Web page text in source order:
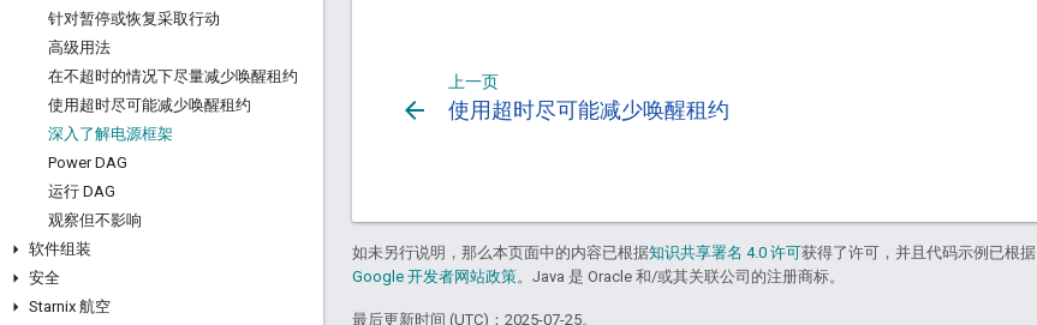
针对暂停或恢复采取行动
高级用法
在不超时的情况下尽量减少唤醒租约
使用超时尽可能减少唤醒租约
深入了解电源框架
Power DAG
运行 DAG
观察但不影响
软件组装
安全
Starnix 航空
上一页
arrow_back 使用超时尽可能减少唤醒租约
如未另行说明，那么本页面中的内容已根据知识共享署名 4.0 许可获得了许可，并且代码示例已根据
Google 开发者网站政策。Java 是 Oracle 和/或其关联公司的注册商标。
最后更新时间 (UTC)：2025-07-25。